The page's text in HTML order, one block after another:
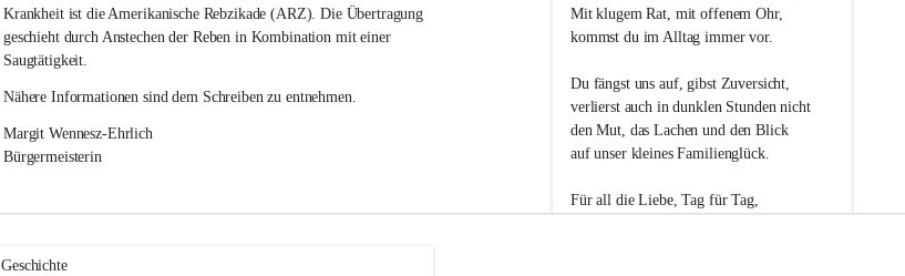
Krankheit ist die Amerikanische Rebzikade (ARZ). Die Übertragung
geschieht durch Anstechen der Reben in Kombination mit einer
Saugtätigkeit.
Nähere Informationen sind dem Schreiben zu entnehmen.
Margit Wennesz-Ehrlich
Bürgermeisterin
Mit klugem Rat, mit offenem Ohr,
kommst du im Alltag immer vor.
Du fängst uns auf, gibst Zuversicht,
verlierst auch in dunklen Stunden nicht
den Mut, das Lachen und den Blick
auf unser kleines Familienglück.
Für all die Liebe, Tag für Tag,
Geschichte